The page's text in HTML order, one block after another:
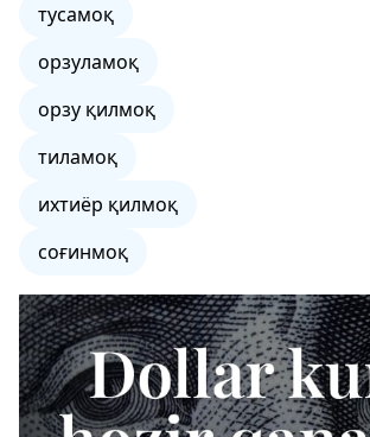
тусамоқ
орзуламоқ
орзу қилмоқ
тиламоқ
ихтиёр қилмоқ
соғинмоқ